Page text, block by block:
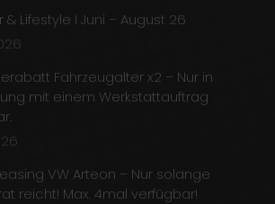
& Lifestyle I Juni – August 26
Fahrzeugalter x2 – Nur in
mit einem Werkstattauftrag
VW Arteon – Nur solange
reicht! Max. 4mal verfügbar!